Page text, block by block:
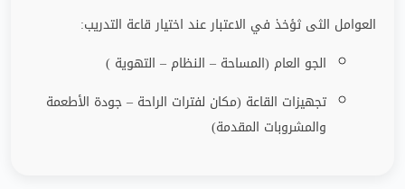
العوامل الثى ثؤخذ في الاعتبار عند اختيار قاعة التدريب:
الجو العام (المساحة – النظام – التهوية )
تجهيزات القاعة (مكان لفترات الراحة –جودة الأطعمة
والمشروبات المقدمة)